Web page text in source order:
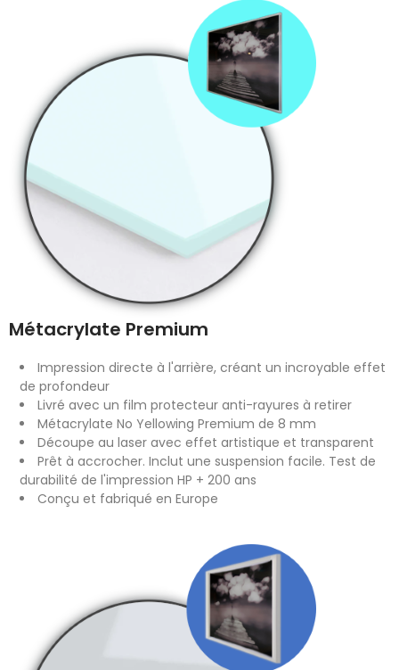
Métacrylate Premium
Impression directe à l'arrière, créant un incroyable effet
de profondeur
Livré avec un film protecteur anti-rayures à retirer
Métacrylate No Yellowing Premium de 8 mm
Découpe au laser avec effet artistique et transparent
Prêt à accrocher. Inclut une suspension facile. Test de
durabilité de l'impression HP + 200 ans
Conçu et fabriqué en Europe